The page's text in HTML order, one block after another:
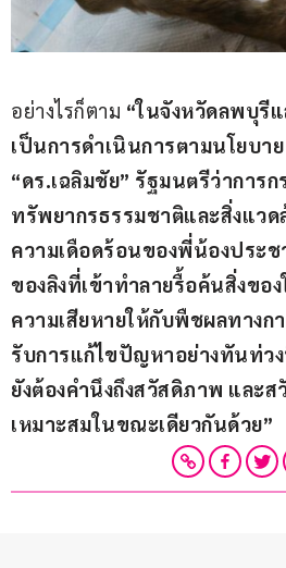
อย่างไรก็ตาม “ในจังหวัดลพบุรี
เป็นการดำเนินการตามนโยบา
“ดร.เฉลิมชัย” รัฐมนตรีว่าการก
ทรัพยากรธรรมชาติและสิ่งแวด
ความเดือดร้อนของพี่น้องประ
ของลิงที่เข้าทำลายรื้อค้นสิ่งขอ
ความเสียหายให้กับพืชผลทางก
รับการแก้ไขปัญหาอย่างทันท่ว
ยังต้องคำนึงถึงสวัสดิภาพ และ
เหมาะสมในขณะเดียวกันด้วย”